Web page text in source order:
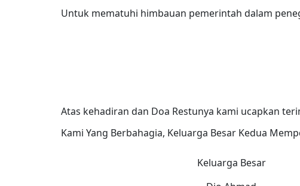
Untuk mematuhi himbauan pemerintah dalam
Atas kehadiran dan Doa Restunya kami ucapkan
Kami Yang Berbahagia, Keluarga Besar Kedua
Keluarga Besar